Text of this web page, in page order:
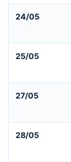
24/05
25/05
27/05
28/05